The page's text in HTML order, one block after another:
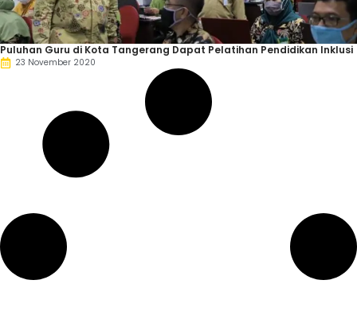
Puluhan Guru di Kota Tangerang Dapat Pelatihan Pendidikan Inklusi
23 November 2020